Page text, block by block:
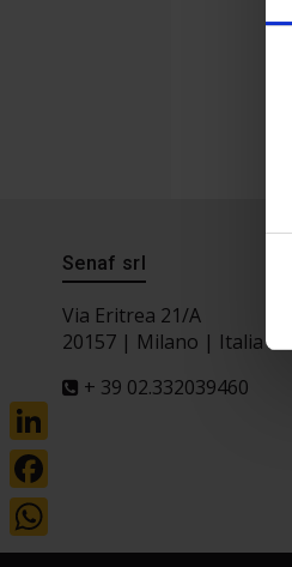
Senaf srl
Via Eritrea 21/A
20157 | Milano | Italia
+ 39 02.332039460
LinkedIn
Facebook
WhatsApp